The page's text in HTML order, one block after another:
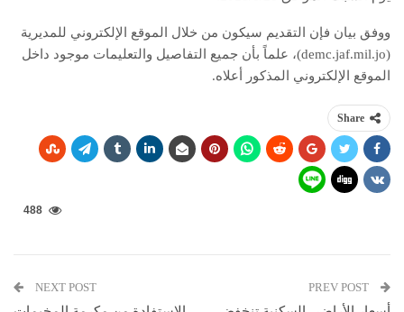
ووفق بيان فإن التقديم سيكون من خلال الموقع الإلكتروني للمديرية
(demc.jaf.mil.jo)، علماً بأن جميع التفاصيل والتعليمات موجود داخل
الموقع الإلكتروني المذكور أعلاه.
Share
488
NEXT POST